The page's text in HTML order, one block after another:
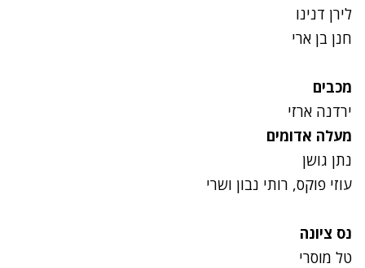
לירן דנינו
חנן בן ארי
מכבים
ירדנה ארזי
מעלה אדומים
נתן גושן
עוזי פוקס, רותי נבון ושרי
נס ציונה
טל מוסרי